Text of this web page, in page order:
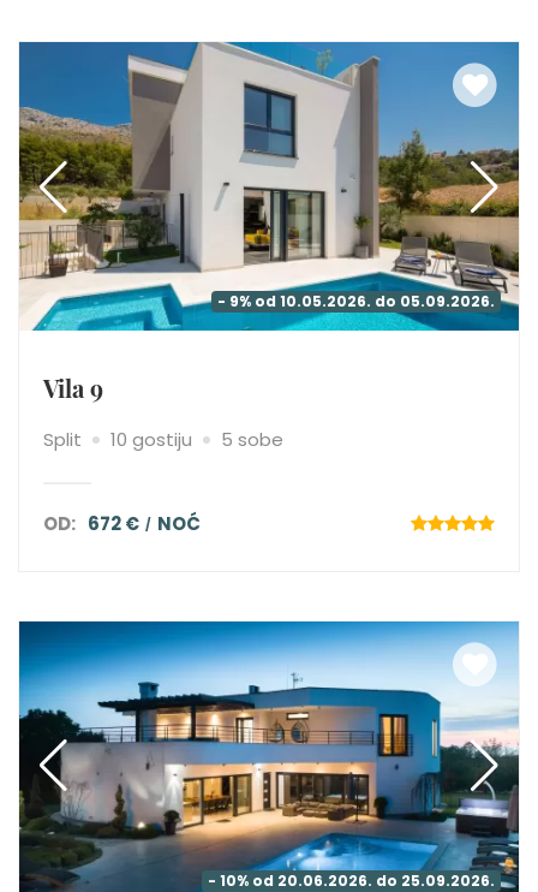
- 9% od 10.05.2026. do 05.09.2026.
Vila 9
Split 10 gostiju 5 sobe
OD: 672 € NOĆ
- 10% od 20.06.2026. do 25.09.2026.